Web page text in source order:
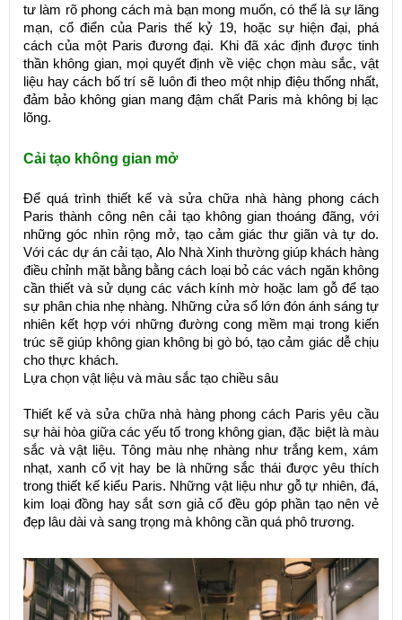
tư làm rõ phong cách mà bạn mong muốn, có thể là sự lãng
mạn, cổ điển của Paris thế kỷ 19, hoặc sự hiện đại, phá
cách của một Paris đương đại. Khi đã xác định được tinh
thần không gian, mọi quyết định về việc chọn màu sắc, vật
liệu hay cách bố trí sẽ luôn đi theo một nhịp điệu thống nhất,
đảm bảo không gian mang đậm chất Paris mà không bị lạc
lõng.
Cải tạo không gian mở
Để quá trình thiết kế và sửa chữa nhà hàng phong cách
Paris thành công nên cải tạo không gian thoáng đãng, với
những góc nhìn rộng mở, tạo cảm giác thư giãn và tự do.
Với các dự án cải tạo, Alo Nhà Xinh thường giúp khách hàng
điều chỉnh mặt bằng bằng cách loại bỏ các vách ngăn không
cần thiết và sử dụng các vách kính mờ hoặc lam gỗ để tạo
sự phân chia nhẹ nhàng. Những cửa sổ lớn đón ánh sáng tự
nhiên kết hợp với những đường cong mềm mại trong kiến
trúc sẽ giúp không gian không bị gò bó, tạo cảm giác dễ chịu
cho thực khách.
Lựa chọn vật liệu và màu sắc tạo chiều sâu
Thiết kế và sửa chữa nhà hàng phong cách Paris yêu cầu
sự hài hòa giữa các yếu tố trong không gian, đặc biệt là màu
sắc và vật liệu. Tông màu nhẹ nhàng như trắng kem, xám
nhạt, xanh cổ vịt hay be là những sắc thái được yêu thích
trong thiết kế kiểu Paris. Những vật liệu như gỗ tự nhiên, đá,
kim loại đồng hay sắt sơn giả cổ đều góp phần tạo nên vẻ
đẹp lâu dài và sang trọng mà không cần quá phô trương.